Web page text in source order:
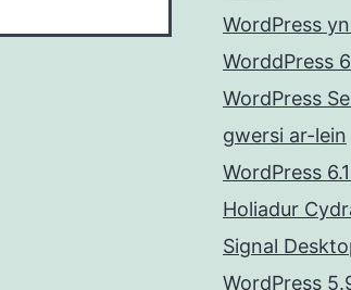
WordPress
WorddPress
WordPress
gwersi ar-lein
WordPress
Holiadur
Signal
WordPress